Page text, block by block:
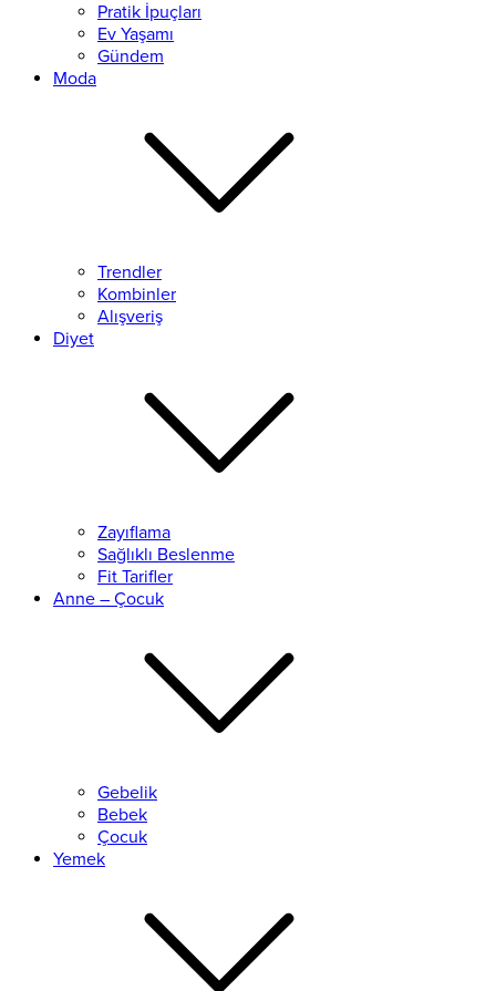
Pratik İpuçları
Ev Yaşamı
Gündem
Moda
Trendler
Kombinler
Alışveriş
Diyet
Zayıflama
Sağlıklı Beslenme
Fit Tarifler
Anne – Çocuk
Gebelik
Bebek
Çocuk
Yemek